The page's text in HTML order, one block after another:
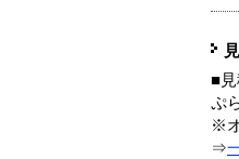
■見
ぷ
※
⇒